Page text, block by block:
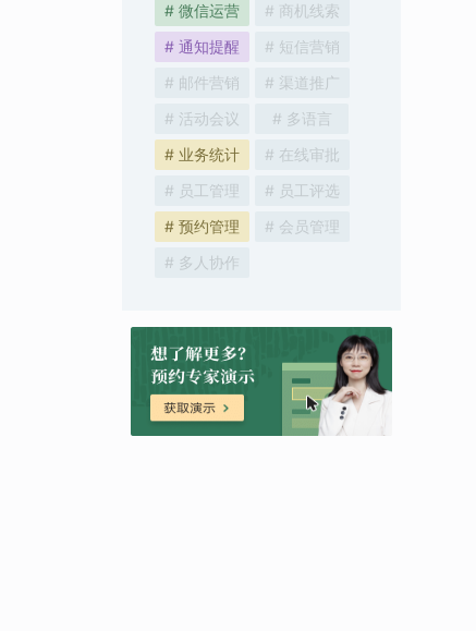
# 微信运营
# 商机线索
# 通知提醒
# 短信营销
# 邮件营销
# 渠道推广
# 活动会议
# 多语言
# 业务统计
# 在线审批
# 员工管理
# 员工评选
# 预约管理
# 会员管理
# 多人协作